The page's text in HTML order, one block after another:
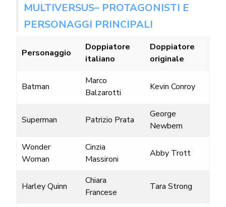
MULTIVERSUS– PROTAGONISTI E
PERSONAGGI PRINCIPALI
Personaggio
Doppiatore
italiano
Doppiatore
originale
Batman
Marco
Balzarotti
Kevin Conroy
Superman Patrizio Prata
George
Newbern
Wonder
Woman
Cinzia
Massironi
Abby Trott
Harley Quinn
Chiara
Francese
Tara Strong